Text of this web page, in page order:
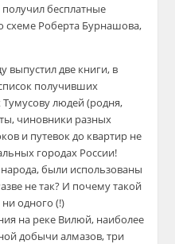
бесплатные
схеме Роберта Бурнашова,
выпустил две книги, в
получивших
людей (родня,
чиновники разных
и путевок до квартир не
городах России!
были использованы
не так? И почему такой
одного (!)
на реке Вилюй, наиболее
добычи алмазов, три